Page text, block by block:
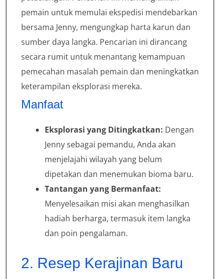
pemain untuk memulai ekspedisi mendebarkan
bersama Jenny, mengungkap harta karun dan
sumber daya langka. Pencarian ini dirancang
secara rumit untuk menantang kemampuan
pemecahan masalah pemain dan meningkatkan
keterampilan eksplorasi mereka.
Manfaat
Eksplorasi yang Ditingkatkan: Dengan
Jenny sebagai pemandu, Anda akan
menjelajahi wilayah yang belum
dipetakan dan menemukan bioma baru.
Tantangan yang Bermanfaat:
Menyelesaikan misi akan menghasilkan
hadiah berharga, termasuk item langka
dan poin pengalaman.
2. Resep Kerajinan Baru